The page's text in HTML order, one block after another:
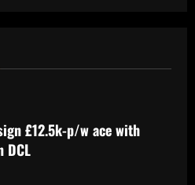
Everton to sign £12.5k-p/w
more headed goals than DCL
hit the jackpot on "super talent"
more than Diogo Jota
£12.5k-p/w ace with
DCL